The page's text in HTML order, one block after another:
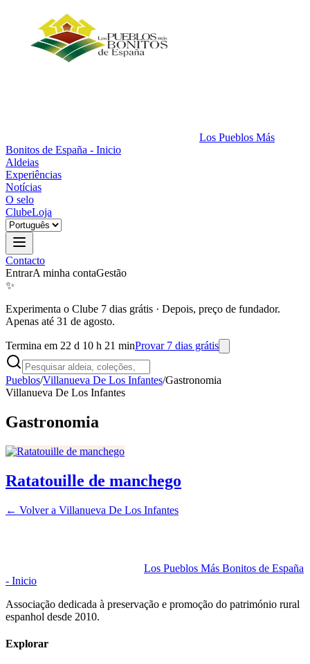
Los Pueblos Más
Bonitos de España - Inicio
Aldeias
Experiências
Notícias
O selo
ClubeLoja
Contacto
EntrarA minha contaGestão
✨
Experimenta o Clube 7 dias grátis · Depois, preço de fundador.
Apenas até 31 de agosto.
Termina em 22 d 10 h 21 minProvar 7 dias grátis
Pueblos/Villanueva De Los Infantes/Gastronomia
Villanueva De Los Infantes
Gastronomia
Ratatouille de manchego
← Volver a Villanueva De Los Infantes
Los Pueblos Más Bonitos de España
- Inicio
Associação dedicada à preservação e promoção do património rural
espanhol desde 2010.
Explorar